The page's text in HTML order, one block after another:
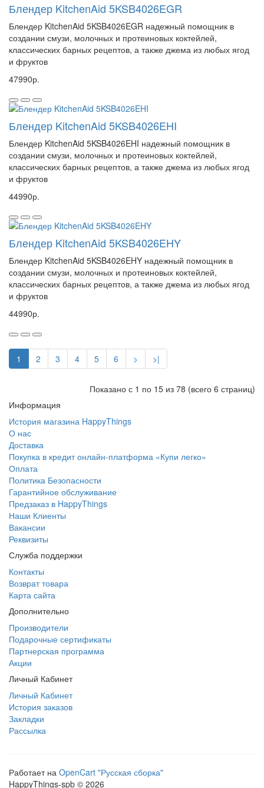
Блендер KitchenAid 5KSB4026EGR
Блендер KitchenAid 5KSB4026EGR надежный помощник в
создании смузи, молочных и протеиновых коктейлей,
классических барных рецептов, а также джема из любых ягод
и фруктов
47990р.
Блендер KitchenAid 5KSB4026EHI
Блендер KitchenAid 5KSB4026EHI надежный помощник в
создании смузи, молочных и протеиновых коктейлей,
классических барных рецептов, а также джема из любых ягод
и фруктов
44990р.
Блендер KitchenAid 5KSB4026EHY
Блендер KitchenAid 5KSB4026EHY надежный помощник в
создании смузи, молочных и протеиновых коктейлей,
классических барных рецептов, а также джема из любых ягод
и фруктов
44990р.
1 2 3 4 5 6 > >|
Показано с 1 по 15 из 78 (всего 6 страниц)
Информация
История магазина HappyThings
О нас
Доставка
Покупка в кредит онлайн-платформа «Купи легко»
Оплата
Политика Безопасности
Гарантийное обслуживание
Предзаказ в HappyThings
Наши Клиенты
Вакансии
Реквизиты
Служба поддержки
Контакты
Возврат товара
Карта сайта
Дополнительно
Производители
Подарочные сертификаты
Партнерская программа
Акции
Личный Кабинет
Личный Кабинет
История заказов
Закладки
Рассылка
Работает на OpenCart "Русская сборка"
HappyThings-spb © 2026